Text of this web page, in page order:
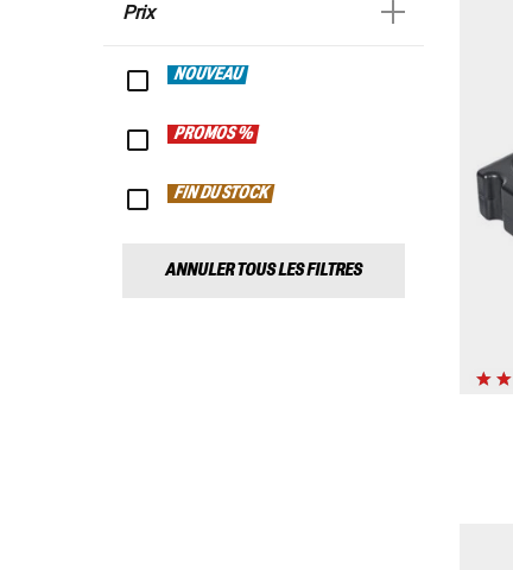
Prix
NOUVEAU
PROMOS %
FIN DU STOCK
ANNULER TOUS LES FILTRES